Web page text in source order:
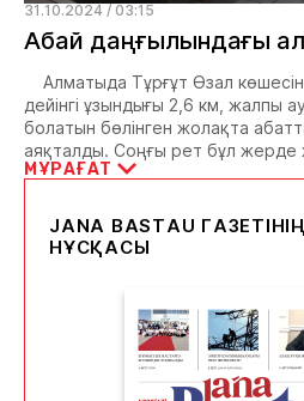
31.10.2024 / 03:15
Абай даңғылындағы
Алматыда Тұрғұт Өзал
дейінгі ұзындығы 2,6 км, жалпы
болатын бөлінген жолақта
аяқталды. Соңғы рет бұл жерде
МҰРАҒАТ
JANA BASTAU
НҰСҚАСЫ